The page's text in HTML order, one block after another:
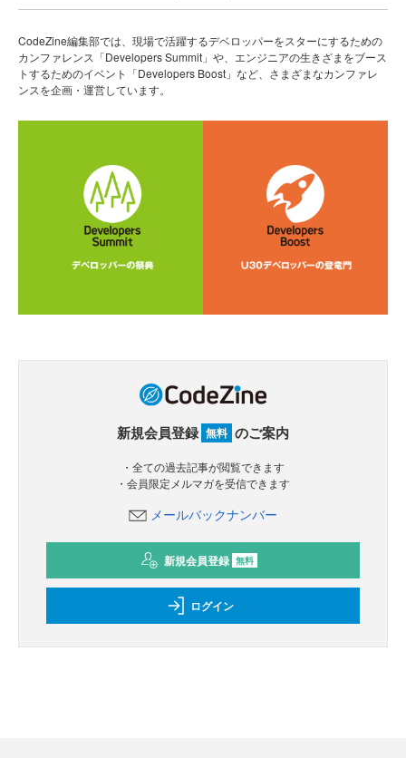
CodeZine編集部では、現場で活躍するデベロッパーをスターにするための
カンファレンス「Developers Summit」や、エンジニアの生きざまをブース
トするためのイベント「Developers Boost」など、さまざまなカンファレ
ンスを企画・運営しています。
新規会員登録 無料 のご案内
・全ての過去記事が閲覧できます
・会員限定メルマガを受信できます
メールバックナンバー
新規会員登録 無料
ログイン